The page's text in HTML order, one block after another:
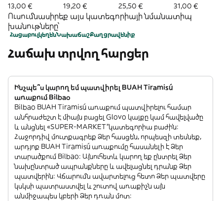
13,00 € 19,20 € 25,50 € 31,00 €
Ուսումնասիրեք այս կատեգորիայի նմանատիպ
խանութները՝
ՀացաբուլկեղենՆախաճաշՔաղցրավենիք
Հաճախ տրվող հարցեր
Ինչպե՞ս կարող եմ պատվիրել BUAH Tiramisú
առաքում Bilbao
Bilbao BUAH Tiramisú առաքում պատվիրելու համար
անհրաժեշտ է միայն բացել Glovo կայքը կամ հավելվածը
և անցնել «SUPER-MARKET”կատեգորիա բաժին:
Հաջորդիվ մուտքագրեք Ձեր հասցեն, որպեսզի տեսնեք,
արդյոք BUAH Tiramisú առաքումը հասանելի է Ձեր
տարածքում Bilbao: Այնուհետև կարող եք ընտրել Ձեր
նախընտրած ապրանքները և ավելացնել դրանք Ձեր
պատվերին: Վճարումն ավարտելուց հետո Ձեր պատվերը
կսկսի պատրաստվել և շուտով առաքիչն այն
անմիջապես կբերի Ձեր դռան մոտ: